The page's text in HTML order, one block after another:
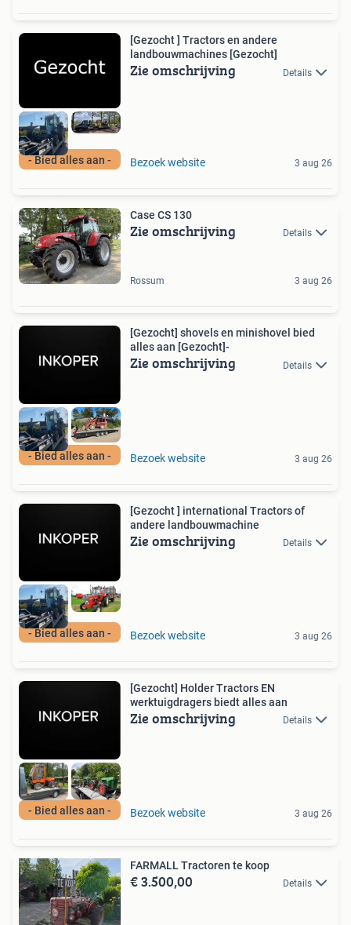
- Bied alles aan -
[Gezocht ] Tractors en andere
landbouwmachines [Gezocht]
Zie omschrijving Details
Bezoek website 3 aug 26
Case CS 130
Zie omschrijving Details
Rossum 3 aug 26
- Bied alles aan -
[Gezocht] shovels en minishovel bied
alles aan [Gezocht]-
Zie omschrijving Details
Bezoek website 3 aug 26
- Bied alles aan -
[Gezocht ] international Tractors of
andere landbouwmachine
Zie omschrijving Details
Bezoek website 3 aug 26
- Bied alles aan -
[Gezocht] Holder Tractors EN
werktuigdragers biedt alles aan
Zie omschrijving Details
Bezoek website 3 aug 26
FARMALL Tractoren te koop
€ 3.500,00 Details